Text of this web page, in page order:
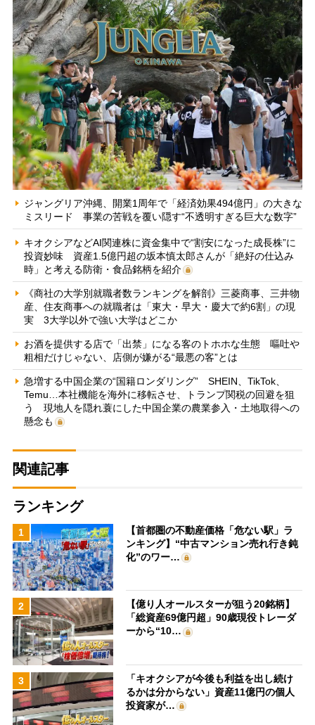
ジャングリア沖縄、開業1周年で「経済効果494億円」の大きな
ミスリード 事業の苦戦を覆い隠す“不透明すぎる巨大な数字”
キオクシアなどAI関連株に資金集中で“割安になった成長株”に
投資妙味 資産1.5億円超の坂本慎太郎さんが「絶好の仕込み
時」と考える防衛・食品銘柄を紹介
《商社の大学別就職者数ランキングを解剖》三菱商事、三井物
産、住友商事への就職者は「東大・早大・慶大で約6割」の現
実 3大学以外で強い大学はどこか
お酒を提供する店で「出禁」になる客のトホホな生態 嘔吐や
粗相だけじゃない、店側が嫌がる“最悪の客”とは
急増する中国企業の“国籍ロンダリング” SHEIN、TikTok、
Temu…本社機能を海外に移転させ、トランプ関税の回避を狙
う 現地人を隠れ蓑にした中国企業の農業参入・土地取得への
懸念も
関連記事
ランキング
1
【首都圏の不動産価格「危ない駅」ラ
ンキング】“中古マンション売れ行き鈍
化”のワー…
2
【億り人オールスターが狙う20銘柄】
「総資産69億円超」90歳現役トレーダ
ーから“10…
3
「キオクシアが今後も利益を出し続け
るかは分からない」資産11億円の個人
投資家が…